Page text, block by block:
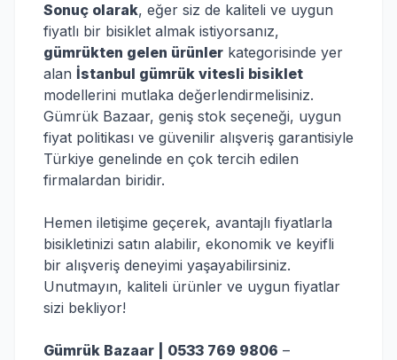
Sonuç olarak, eğer siz de kaliteli ve uygun
fiyatlı bir bisiklet almak istiyorsanız,
gümrükten gelen ürünler kategorisinde yer
alan İstanbul gümrük vitesli bisiklet
modellerini mutlaka değerlendirmelisiniz.
Gümrük Bazaar, geniş stok seçeneği, uygun
fiyat politikası ve güvenilir alışveriş garantisiyle
Türkiye genelinde en çok tercih edilen
firmalardan biridir.
Hemen iletişime geçerek, avantajlı fiyatlarla
bisikletinizi satın alabilir, ekonomik ve keyifli
bir alışveriş deneyimi yaşayabilirsiniz.
Unutmayın, kaliteli ürünler ve uygun fiyatlar
sizi bekliyor!
Gümrük Bazaar | 0533 769 9806 –